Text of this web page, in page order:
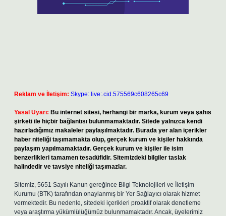
Reklam ve İletişim: Skype: live:.cid.575569c608265c69
Yasal Uyarı: Bu internet sitesi, herhangi bir marka, kurum veya şahıs
şirketi ile hiçbir bağlantısı bulunmamaktadır. Sitede yalnızca kendi
hazırladığımız makaleler paylaşılmaktadır. Burada yer alan içerikler
haber niteliği taşımamakta olup, gerçek kurum ve kişiler hakkında
paylaşım yapılmamaktadır. Gerçek kurum ve kişiler ile isim
benzerlikleri tamamen tesadüfidir. Sitemizdeki bilgiler taslak
halindedir ve tavsiye niteliği taşımazlar.
Sitemiz, 5651 Sayılı Kanun gereğince Bilgi Teknolojileri ve İletişim
Kurumu (BTK) tarafından onaylanmış bir Yer Sağlayıcı olarak hizmet
vermektedir. Bu nedenle, sitedeki içerikleri proaktif olarak denetleme
veya araştırma yükümlülüğümüz bulunmamaktadır. Ancak, üyelerimiz